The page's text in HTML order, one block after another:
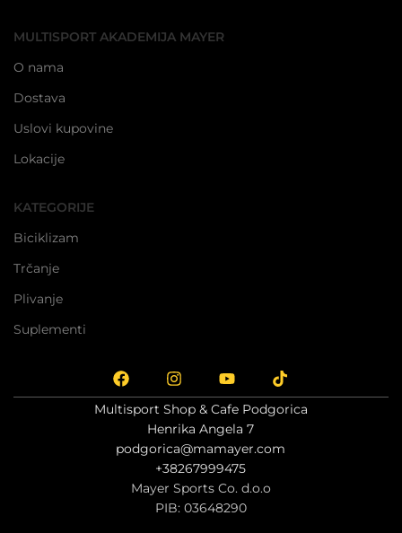
MULTISPORT AKADEMIJA MAYER
O nama
Dostava
Uslovi kupovine
Lokacije
KATEGORIJE
Biciklizam
Trčanje
Plivanje
Suplementi
Multisport Shop & Cafe Podgorica
Henrika Angela 7
podgorica@mamayer.com
+38267999475
Mayer Sports Co. d.o.o
PIB: 03648290